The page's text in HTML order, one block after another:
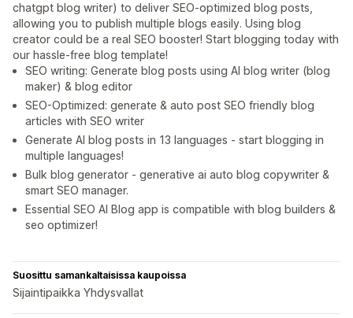
chatgpt blog writer) to deliver SEO-optimized blog posts,
allowing you to publish multiple blogs easily. Using blog
creator could be a real SEO booster! Start blogging today with
our hassle-free blog template!
SEO writing: Generate blog posts using AI blog writer (blog
maker) & blog editor
SEO-Optimized: generate & auto post SEO friendly blog
articles with SEO writer
Generate AI blog posts in 13 languages - start blogging in
multiple languages!
Bulk blog generator - generative ai auto blog copywriter &
smart SEO manager.
Essential SEO AI Blog app is compatible with blog builders &
seo optimizer!
Suosittu samankaltaisissa kaupoissa
Sijaintipaikka Yhdysvallat